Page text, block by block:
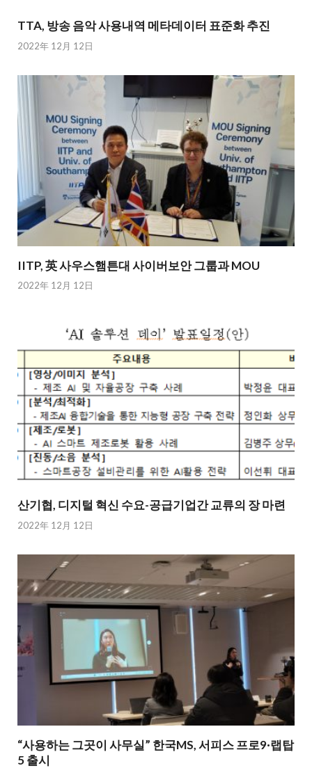
TTA, 방송 음악 사용내역 메타데이터 표준화 추진
2022年 12月 12日
IITP, 英 사우스햄튼대 사이버보안 그룹과 MOU
2022年 12月 12日
산기협, 디지털 혁신 수요-공급기업간 교류의 장 마련
2022年 12月 12日
“사용하는 그곳이 사무실” 한국MS, 서피스 프로9·랩탑
5 출시